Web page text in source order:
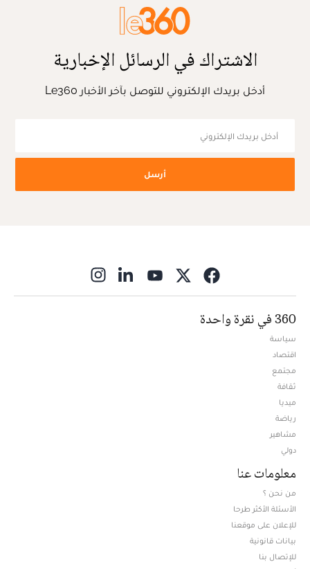
الاشتراك في الرسائل الإخبارية
أدخل بريدك الإلكتروني للتوصل بآخر الأخبار Le360
أرسل
360 في نقرة واحدة
سياسة
اقتصاد
مجتمع
ثقافة
ميديا
رياضة
مشاهير
دولي
معلومات عنا
من نحن ؟
الأسئلة الأكثر طرحا
للإعلان على موقعنا
بيانات قانونية
للإتصال بنا